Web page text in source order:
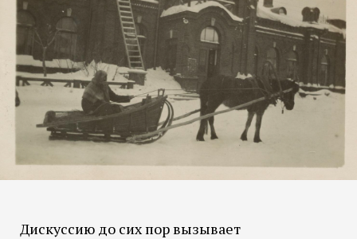
Дискуссию до сих пор вызывает